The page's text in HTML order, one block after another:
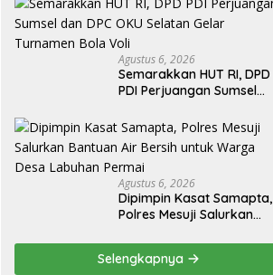
Agustus 6, 2026
Semarakkan HUT RI, DPD
PDI Perjuangan Sumsel
Gelar Turnamen Bola Voli
Agustus 6, 2026
Dipimpin Kasat Samapta,
Polres Mesuji Salurkan
Warga Desa Labuhan
Permai
Selengkapnya